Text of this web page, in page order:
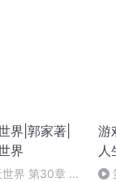
界|郭家著|
界
界 第30章 我
游
人